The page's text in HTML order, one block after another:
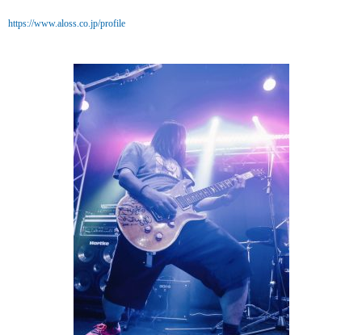
https://www.aloss.co.jp/profile